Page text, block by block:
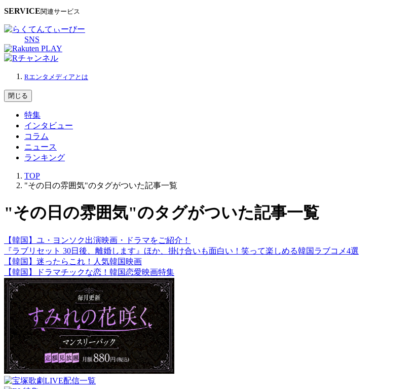
SERVICE関連サービス
SNS
Rエンタメディアとは
閉じる
特集
インタビュー
コラム
ニュース
ランキング
TOP
"その日の雰囲気"のタグがついた記事一覧
"その日の雰囲気"のタグがついた記事一覧
【韓国】ユ・ヨンソク出演映画・ドラマをご紹介！
『ラブリセット 30日後、離婚します』ほか、掛け合いも面白い！笑って楽しめる韓国ラブコメ4選
【韓国】迷ったらこれ！人気韓国映画
【韓国】ドラマチックな恋！韓国恋愛映画特集